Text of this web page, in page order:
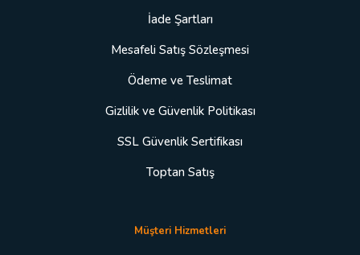
İade Şartları
Mesafeli Satış Sözleşmesi
Ödeme ve Teslimat
Gizlilik ve Güvenlik Politikası
SSL Güvenlik Sertifikası
Toptan Satış
Müşteri Hizmetleri